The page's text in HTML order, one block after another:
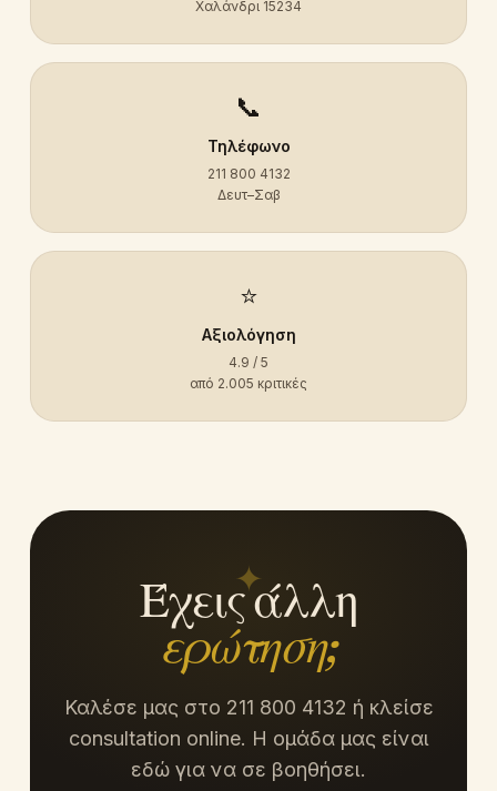
Χαλάνδρι 15234
📞
Τηλέφωνο
211 800 4132
Δευτ–Σαβ
⭐
Αξιολόγηση
4.9 / 5
από 2.005 κριτικές
✦
Έχεις άλλη
ερώτηση;
Καλέσε μας στο 211 800 4132 ή κλείσε
consultation online. Η ομάδα μας είναι
εδώ για να σε βοηθήσει.